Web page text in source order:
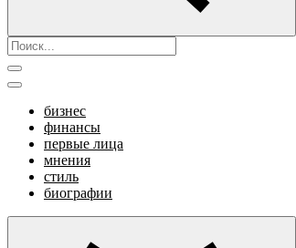
бизнес
финансы
первые лица
мнения
стиль
биографии